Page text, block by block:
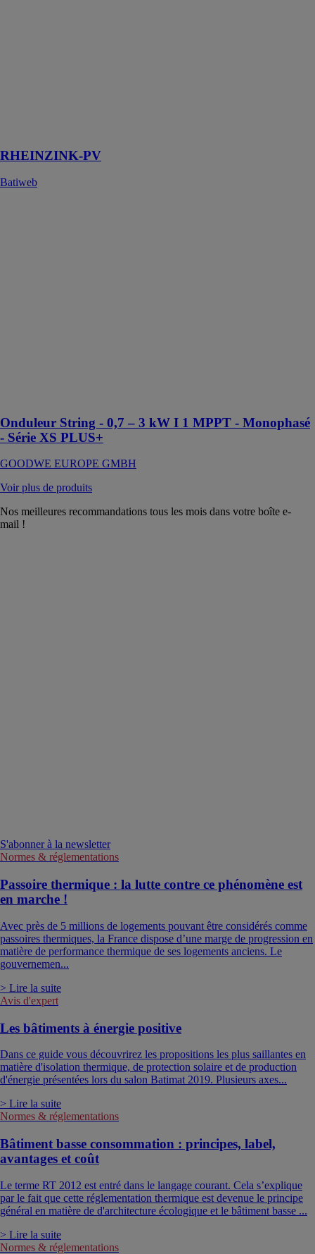
RHEINZINK-PV
Batiweb
Onduleur String - 0,7 – 3 kW I 1 MPPT - Monophasé
- Série XS PLUS+
GOODWE EUROPE GMBH
Voir plus de produits
Nos meilleures recommandations tous les mois dans votre boîte e-
mail !
S'abonner à la newsletter
Normes & réglementations
Passoire thermique : la lutte contre ce phénomène est
en marche !
Avec près de 5 millions de logements pouvant être considérés comme
passoires thermiques, la France dispose d’une marge de progression en
matière de performance thermique de ses logements anciens. Le
gouvernemen...
> Lire la suite
Avis d'expert
Les bâtiments à énergie positive
Dans ce guide vous découvrirez les propositions les plus saillantes en
matière d'isolation thermique, de protection solaire et de production
d'énergie présentées lors du salon Batimat 2019. Plusieurs axes...
> Lire la suite
Normes & réglementations
Bâtiment basse consommation : principes, label,
avantages et coût
Le terme RT 2012 est entré dans le langage courant. Cela s’explique
par le fait que cette réglementation thermique est devenue le principe
général en matière de d'architecture écologique et le bâtiment basse ...
> Lire la suite
Normes & réglementations